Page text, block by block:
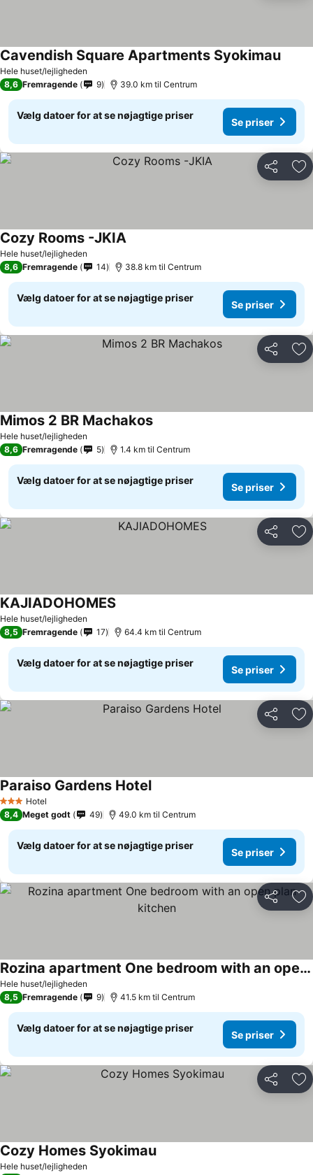
Hele huset/lejligheden
Cavendish Square Apartments Syokimau
8,6 Fremragende 9 39.0 km til Centrum
Vælg datoer for at se nøjagtige priser
Se priser
Del
Hele huset/lejligheden
Cozy Rooms -JKIA
8,6 Fremragende 14 38.8 km til Centrum
Vælg datoer for at se nøjagtige priser
Se priser
Del
Hele huset/lejligheden
Mimos 2 BR Machakos
8,6 Fremragende 5 1.4 km til Centrum
Vælg datoer for at se nøjagtige priser
Se priser
Del
Hele huset/lejligheden
KAJIADOHOMES
8,5 Fremragende 17 64.4 km til Centrum
Vælg datoer for at se nøjagtige priser
Se priser
Del
3 StjernerHotel
Paraiso Gardens Hotel
8,4 Meget godt 49 49.0 km til Centrum
Vælg datoer for at se nøjagtige priser
Se priser
Del
Hele huset/lejligheden
Rozina apartment One bedroom with an open plan kitchen
8,5 Fremragende 9 41.5 km til Centrum
Vælg datoer for at se nøjagtige priser
Se priser
Del
Hele huset/lejligheden
Cozy Homes Syokimau